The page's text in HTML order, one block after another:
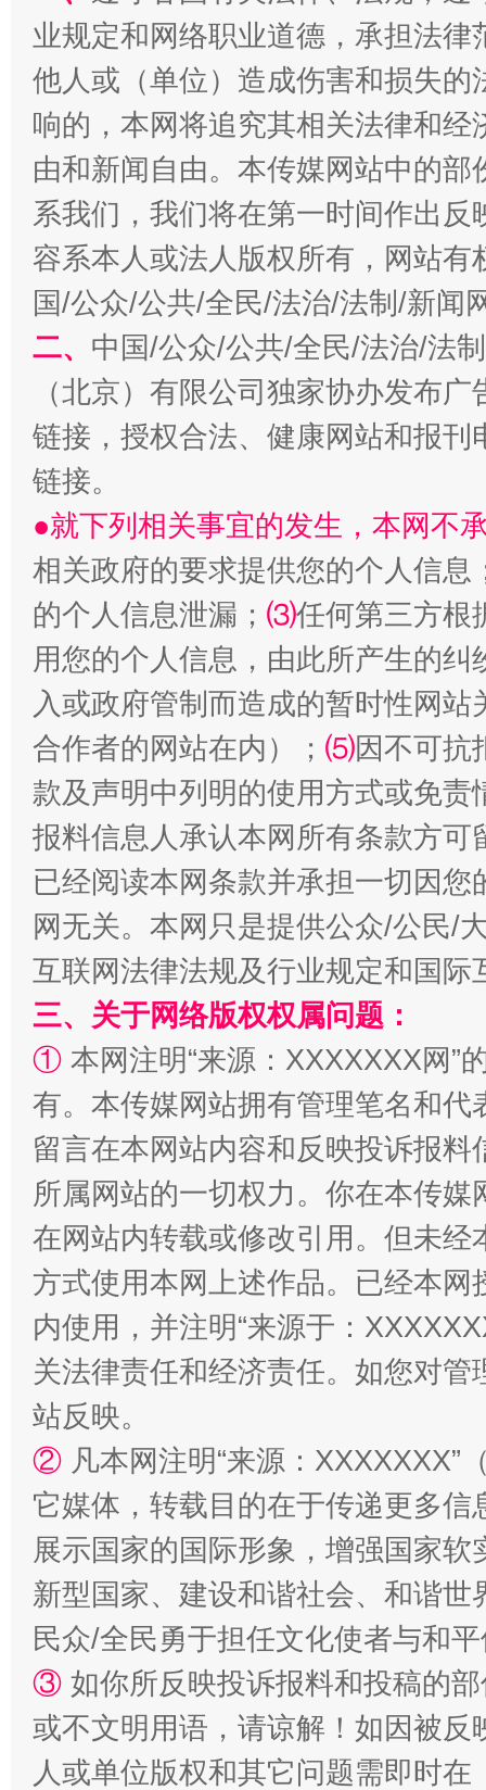
习近平的博鳌关键词
魏明亮
生
揭批美国五大"原罪" "炒
解纷+调解+退费，一次搞定
站台名比不上好声名
漫山遍野的桃花与雪山、麦地、白藏房 除
业规定和网络职业道德，承担法
他人或（单位）造成伤害和损失
响的，本网将追究其相关法律和
由和新闻自由。本传媒网站中的
系我们，我们将在第一时间作出
容系本人或法人版权所有，网站
国/公众/公共/全民/法治/法制/新闻
二、 中国/公众/公共/全民/法治/法
（北京）有限公司独家协办发布
链接，授权合法、健康网站和报
链接。
●就下列相关事宜的发生，本网不
相关政府的要求提供您的个人信息
的个人信息泄漏； ⑶任何第三方根
用您的个人信息，由此所产生的纠
入或政府管制而造成的暂时性网
合作者的网站在内）； ⑸因不可抗
款及声明中列明的使用方式或免责
报料信息人承认本网所有条款方
已经阅读本网条款并承担一切因
网无关。本网只是提供公众/公民/
互联网法律法规及行业规定和国
三、关于网络版权权属问题：
① 本网注明“来源：XXXXXXX网”
有。本传媒网站拥有管理笔名和
留言在本网站内容和反映投诉报
所属网站的一切权力。你在本传
在网站内转载或修改引用。但未
方式使用本网上述作品。已经本
内使用，并注明“来源于：
关法律责任和经济责任。如您对
站反映。
② 凡本网注明“来源：
它媒体，转载目的在于传递更多
展示国家的国际形象，增强国家
新型国家、建设和谐社会、和谐
民众/全民勇于担任文化使者与和
③ 如你所反映投诉报料和投稿的
或不文明用语，请谅解！如因被
人或单位版权和其它问题需即时在